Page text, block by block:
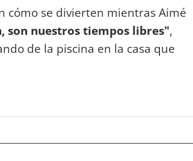
cómo se divierten mientras Aimé
son nuestros tiempos libres",
de la piscina en la casa que